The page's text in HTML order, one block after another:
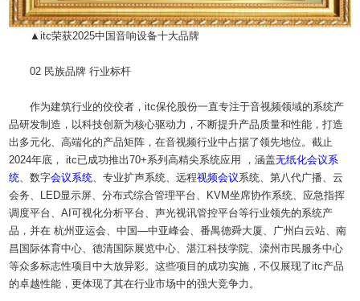
▲itc荣获2025中国音响设备十大品牌
02 民族品牌 行业标杆
作为建筑行业的佼佼者，itc保伦股份一直专注于音视频领域的系统产
品研发制造，以科技创新为核心驱动力，不断提升产品质量和性能，打造
出多元化、高端化的产品矩阵，在音视频行业中占据了领先地位。截止
2024年底， itc已成功推出70+系列高精尖系统应用 ，涵盖无纸化会议系
统、数字会议系统、专业扩声系统、远程视频会议系统、第八代广播、云
会务、LED显示屏、分布式综合管理平台、KVM坐席协作系统、应急指挥
调度平台、AI可视化分析平台、声光视讯管控平台等行业领先的系统产
品，并在 杭州亚运会、中国—中亚峰会、番禺德舜大厦、广州白云站、南
昌国际体育中心、德清国际展览中心、湛江科技学院、滦州市民服务中心
等众多标志性项目中大放异彩。这些项目的成功实施，不仅展现了itc产品
的卓越性能，更体现了其在行业市场中的强大竞争力。